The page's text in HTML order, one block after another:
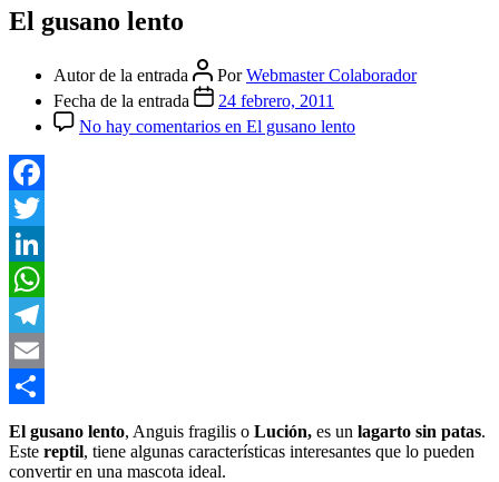
El gusano lento
Autor de la entrada PorWebmaster Colaborador
Fecha de la entrada
24 febrero, 2011
No hay comentarios en El gusano lento
Facebook
Twitter
LinkedIn
WhatsApp
Telegram
Email
Compartir
El gusano lento, Anguis fragilis o Lución, es un lagarto sin patas.
Este reptil, tiene algunas características interesantes que lo pueden
convertir en una mascota ideal.